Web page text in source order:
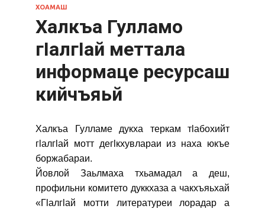
ХОАМАШ
Халкъа Гулламо
гӏалгӏай меттала
информаце ресурсаш
кийчъяьй
Халкъа Гулламе дукха теркам тӏабохийт
гӏалгӏай мотт дегӏкхувлараи из наха юкъе
боржабараи.
Йовлой Заьлмаха тхьамадал а деш,
профильни комитето дуккхаза а чакхъяьхай
«Гӏалгӏай мотти литературеи лорадар а